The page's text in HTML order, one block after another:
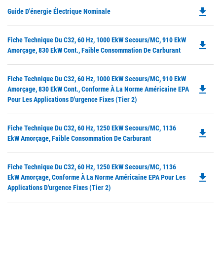
Guide D'énergie Électrique Nominale file_download
Fiche Technique Du C32, 60 Hz, 1000 EkW Secours/MC, 910 EkW
Amorçage, 830 EkW Cont., Faible Consommation De Carburant
file_download
Fiche Technique Du C32, 60 Hz, 1000 EkW Secours/MC, 910 EkW
Amorçage, 830 EkW Cont., Conforme À La Norme Américaine EPA
Pour Les Applications D'urgence Fixes (Tier 2)
file_download
Fiche Technique Du C32, 60 Hz, 1250 EkW Secours/MC, 1136
EkW Amorçage, Faible Consommation De Carburant
file_download
Fiche Technique Du C32, 60 Hz, 1250 EkW Secours/MC, 1136
EkW Amorçage, Conforme À La Norme Américaine EPA Pour Les
Applications D'urgence Fixes (Tier 2)
file_download